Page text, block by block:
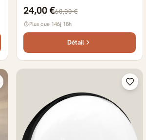
24,00 €60,00 €
Plus que 146j 18h
Détail